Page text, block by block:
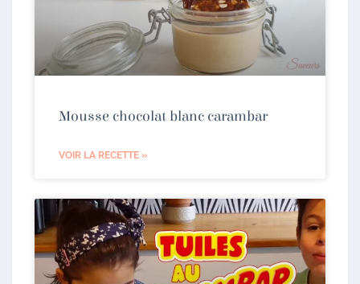
Mousse chocolat blanc carambar
VOIR LA RECETTE »